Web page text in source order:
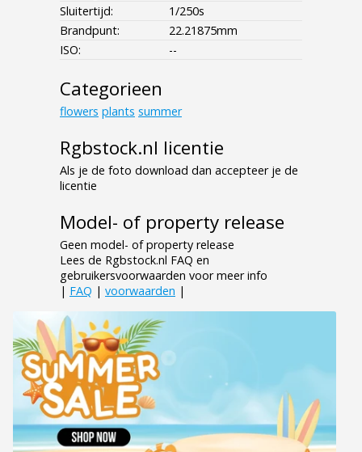
Sluitertijd:
1/250s
Brandpunt:
22.21875mm
ISO:
--
Categorieen
flowers plants summer
Rgbstock.nl licentie
Als je de foto download dan accepteer je de
licentie
Model- of property release
Geen model- of property release
Lees de Rgbstock.nl FAQ en
gebruikersvoorwaarden voor meer info
| FAQ | voorwaarden |